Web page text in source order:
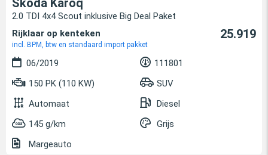
Skoda Karoq
2.0 TDI 4x4 Scout inklusive Big Deal Paket
Rijklaar op kenteken
incl. BPM, btw en standaard import pakket
25.919
06/2019
111801
150 PK (110 KW)
SUV
Automaat
Diesel
145 g/km
Grijs
Margeauto